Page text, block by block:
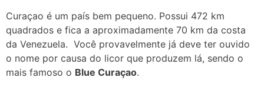
Curaçao é um país bem pequeno. Possui 472 km
quadrados e fica a aproximadamente 70 km da costa
da Venezuela. Você provavelmente já deve ter ouvido
o nome por causa do licor que produzem lá, sendo o
mais famoso o Blue Curaçao.